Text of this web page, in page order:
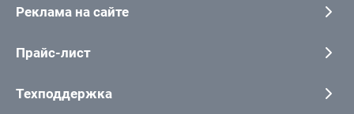
Реклама на сайте
Прайс-лист
Техподдержка